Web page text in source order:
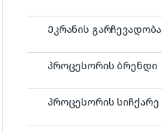
Ეკრანის გარჩევადობა
პროცესორის ბრენდი
პროცესორის სიჩქარე